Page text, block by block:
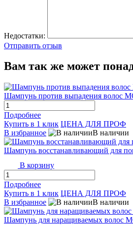
Недостатки:
Отправить отзыв
Вам так же может
Шампунь против выпадения волос
Подробнее
Купить в 1 клик ЦЕНА ДЛЯ ПРОФ
В избранное
В наличии
Шампунь восстанавливающий для
В корзину
Подробнее
Купить в 1 клик ЦЕНА ДЛЯ ПРОФ
В избранное
В наличии
Шампунь для наращиваемых волос